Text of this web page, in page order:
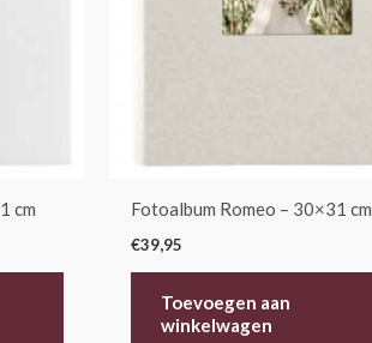
cm Fotoalbum Romeo – 30×31 cm
€39,95
Toevoegen aan
winkelwagen